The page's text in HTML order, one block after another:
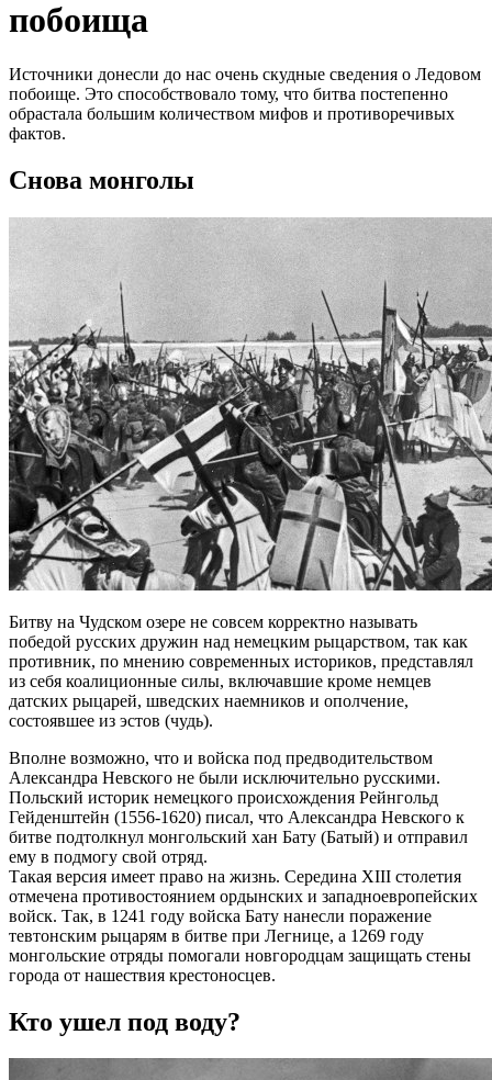
побоища
Источники донесли до нас очень скудные сведения о Ледовом
побоище. Это способствовало тому, что битва постепенно
обрастала большим количеством мифов и противоречивых
фактов.
Снова монголы
Битву на Чудском озере не совсем корректно называть
победой русских дружин над немецким рыцарством, так как
противник, по мнению современных историков, представлял
из себя коалиционные силы, включавшие кроме немцев
датских рыцарей, шведских наемников и ополчение,
состоявшее из эстов (чудь).
Вполне возможно, что и войска под предводительством
Александра Невского не были исключительно русскими.
Польский историк немецкого происхождения Рейнгольд
Гейденштейн (1556-1620) писал, что Александра Невского к
битве подтолкнул монгольский хан Бату (Батый) и отправил
ему в подмогу свой отряд.
Такая версия имеет право на жизнь. Середина XIII столетия
отмечена противостоянием ордынских и западноевропейских
войск. Так, в 1241 году войска Бату нанесли поражение
тевтонским рыцарям в битве при Легнице, а 1269 году
монгольские отряды помогали новгородцам защищать стены
города от нашествия крестоносцев.
Кто ушел под воду?